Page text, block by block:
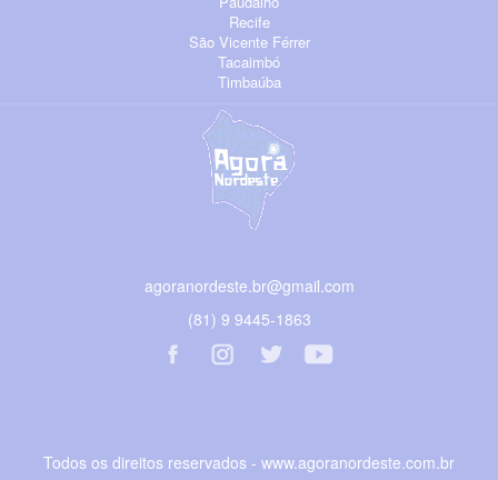
Recife
São Vicente Férrer
Tacaimbó
Timbaúba
agoranordeste.br@gmail.com
(81) 9 9445-1863
Todos os direitos reservados - www.agoranordeste.com.br